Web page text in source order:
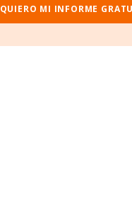
QUIERO MI INFORME